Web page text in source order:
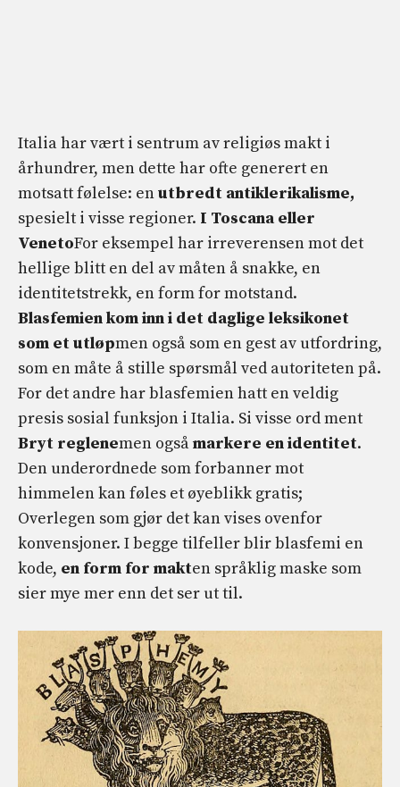
Italia har vært i sentrum av religiøs makt i
århundrer, men dette har ofte generert en
motsatt følelse: enutbredt antiklerikalisme,
spesielt i visse regioner. I Toscana eller
VenetoFor eksempel har irreverensen mot det
hellige blitt en del av måten å snakke, en
identitetstrekk, en form for motstand.
Blasfemien kom inn i det daglige leksikonet
som et utløpmen også som en gest av utfordring,
som en måte å stille spørsmål ved autoriteten på.
For det andre har blasfemien hatt en veldig
presis sosial funksjon i Italia. Si visse ord ment
Bryt reglenemen ogsåmarkere en identitet.
Den underordnede som forbanner mot
himmelen kan føles et øyeblikk gratis;
Overlegen som gjør det kan vises ovenfor
konvensjoner. I begge tilfeller blir blasfemi en
kode, en form for makten språklig maske som
sier mye mer enn det ser ut til.